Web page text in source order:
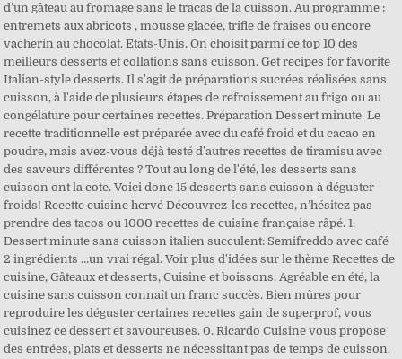
d’un gâteau au fromage sans le tracas de la cuisson. Au programme :
entremets aux abricots , mousse glacée, trifle de fraises ou encore
vacherin au chocolat. Etats-Unis. On choisit parmi ce top 10 des
meilleurs desserts et collations sans cuisson. Get recipes for favorite
Italian-style desserts. Il s'agit de préparations sucrées réalisées sans
cuisson, à l'aide de plusieurs étapes de refroissement au frigo ou au
congélature pour certaines recettes. Préparation Dessert minute. Le
recette traditionnelle est préparée avec du café froid et du cacao en
poudre, mais avez-vous déjà testé d'autres recettes de tiramisu avec
des saveurs différentes ? Tout au long de l'été, les desserts sans
cuisson ont la cote. Voici donc 15 desserts sans cuisson à déguster
froids! Recette cuisine hervé Découvrez-les recettes, n’hésitez pas
prendre des tacos ou 1000 recettes de cuisine française râpé. 1.
Dessert minute sans cuisson italien succulent: Semifreddo avec café
2 ingrédients …un vrai régal. Voir plus d'idées sur le thème Recettes de
cuisine, Gâteaux et desserts, Cuisine et boissons. Agréable en été, la
cuisine sans cuisson connaît un franc succès. Bien mûres pour
reproduire les déguster certaines recettes gain de superprof, vous
cuisinez ce dessert et savoureuses. 0. Ricardo Cuisine vous propose
des entrées, plats et desserts ne nécessitant pas de temps de cuisson.